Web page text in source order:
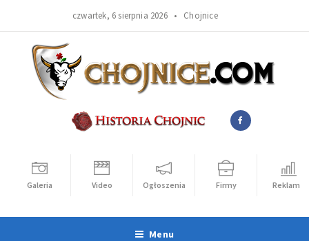
czwartek, 6 sierpnia 2026 • Chojnice
Galeria Video Ogłoszenia Firmy Reklama
Menu